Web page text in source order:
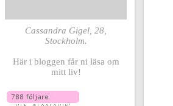
Cassandra Gigel, 28,
Stockholm.
Här i bloggen får ni läsa om
mitt liv!